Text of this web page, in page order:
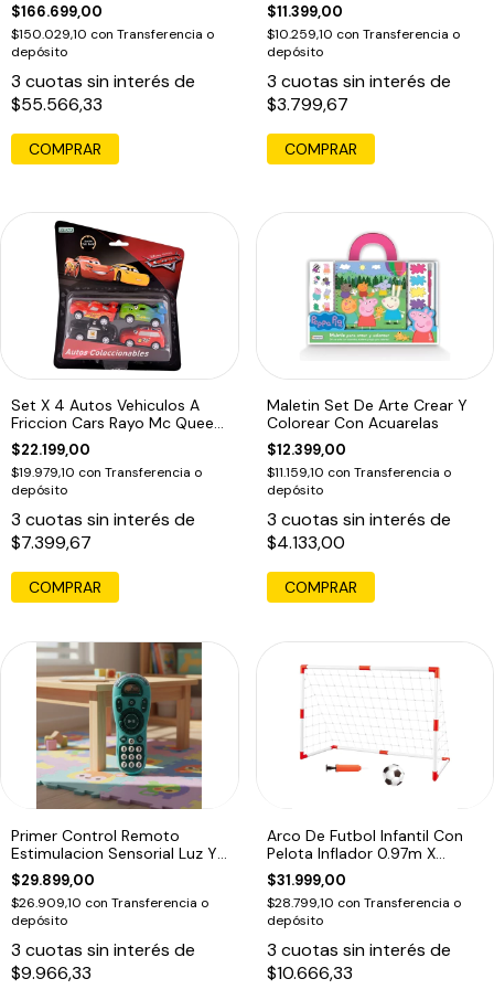
$166.699,00
$150.029,10 con Transferencia o
depósito
3 cuotas sin interés de
$55.566,33
$11.399,00
$10.259,10 con Transferencia o
depósito
3 cuotas sin interés de
$3.799,67
COMPRAR
Set X 4 Autos Vehiculos A
Friccion Cars Rayo Mc Queen
Ed
$22.199,00
$19.979,10 con Transferencia o
depósito
3 cuotas sin interés de
$7.399,67
COMPRAR
Maletin Set De Arte Crear Y
Colorear Con Acuarelas
$12.399,00
$11.159,10 con Transferencia o
depósito
3 cuotas sin interés de
$4.133,00
COMPRAR
Primer Control Remoto
Estimulacion Sensorial Luz Y
Sonido Azul
$29.899,00
$26.909,10 con Transferencia o
depósito
3 cuotas sin interés de
$9.966,33
Arco De Futbol Infantil Con
Pelota Inflador 0.97m X
0.64m
$31.999,00
$28.799,10 con Transferencia o
depósito
3 cuotas sin interés de
$10.666,33